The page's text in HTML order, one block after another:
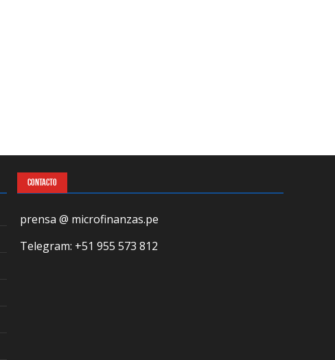
CONTACTO
prensa @ microfinanzas.pe
Telegram: +51 955 573 812